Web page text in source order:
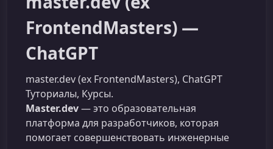
FrontendMasters) —
ChatGPT
master.dev (ex FrontendMasters), ChatGPT
Туториалы, Курсы.
Master.dev— это образовательная
платформа для разработчиков, которая
помогает совершенствовать инженерные